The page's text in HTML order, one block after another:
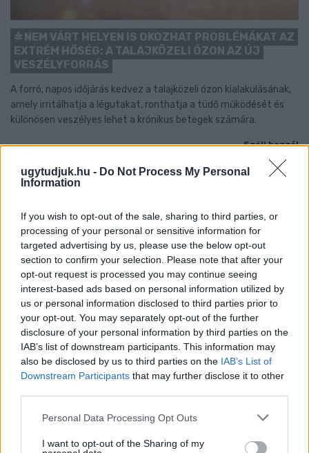
ugytudjuk.hu - Do Not Process My Personal
Information
If you wish to opt-out of the sale, sharing to third parties, or
processing of your personal or sensitive information for
targeted advertising by us, please use the below opt-out
section to confirm your selection. Please note that after your
opt-out request is processed you may continue seeing
interest-based ads based on personal information utilized by
us or personal information disclosed to third parties prior to
your opt-out. You may separately opt-out of the further
disclosure of your personal information by third parties on the
IAB’s list of downstream participants. This information may
also be disclosed by us to third parties on the IAB’s List of
Downstream Participants that may further disclose it to other
Please note that this website/app uses one or more Google
not limited to your visit or usage behaviour. You may click to
Personal Data Processing Opt Outs
I want to opt-out of the Sharing of my
NEM VÁRT HELYEN IS OKOZHAT PROBLÉMÁKAT AZ
EXTRÉM HŐSÉG: A TALAJKÖZELI ÓZON AZ ÚJ
VESZÉLYFORRÁS
A forró, napos időjárás kedvez a talajközeli ózon kialakulásának,
amely irritálhatja a légutakat, ronthatja a tüdő működését és
különösen veszélyes lehet a krónikus betegek számára.
Szólj hozzá!
CSILLAGOK, HULLÓCSILLAGOK ÉS
PROGRAMOK JÖNNEK GYŐRBEN ÉS NYÚLON
Három estén is az égbolt kerül a középpontba: távcsöves